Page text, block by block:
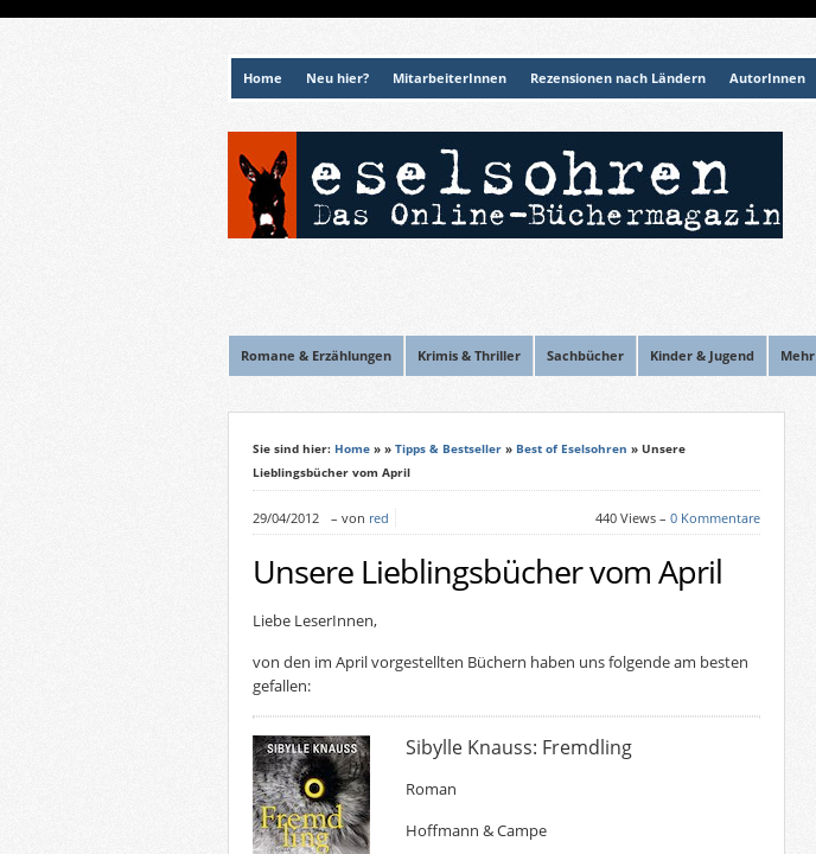
Home Neu hier? MitarbeiterInnen Rezensionen nach Ländern AutorInnen
Romane & Erzählungen Krimis & Thriller Sachbücher Kinder & Jugend Mehr
Sie sind hier: Home » » Tipps & Bestseller » Best of Eselsohren » Unsere
Lieblingsbücher vom April
29/04/2012 – von red 440 Views – 0 Kommentare
Unsere Lieblingsbücher vom April
Liebe LeserInnen,
von den im April vorgestellten Büchern haben uns folgende am besten
gefallen:
Sibylle Knauss: Fremdling
Roman
Hoffmann & Campe